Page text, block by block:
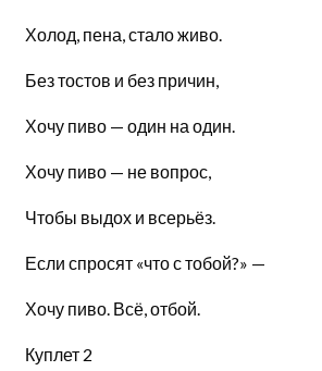
Холод, пена, стало живо.
Без тостов и без причин,
Хочу пиво — один на один.
Хочу пиво — не вопрос,
Чтобы выдох и всерьёз.
Если спросят «что с тобой?» —
Хочу пиво. Всё, отбой.
Куплет 2